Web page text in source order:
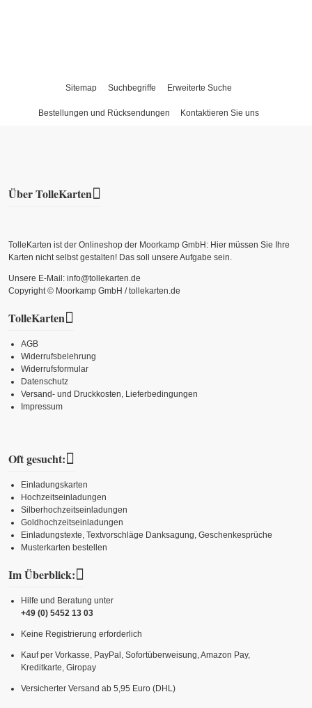
Sitemap Suchbegriffe Erweiterte Suche
Bestellungen und Rücksendungen Kontaktieren Sie uns
Über TolleKarten
TolleKarten ist der Onlineshop der Moorkamp GmbH: Hier müssen Sie Ihre
Karten nicht selbst gestalten! Das soll unsere Aufgabe sein.
Unsere E-Mail: info@tollekarten.de
Copyright © Moorkamp GmbH / tollekarten.de
TolleKarten
AGB
Widerrufsbelehrung
Widerrufsformular
Datenschutz
Versand- und Druckkosten, Lieferbedingungen
Impressum
Oft gesucht:
Einladungskarten
Hochzeitseinladungen
Silberhochzeitseinladungen
Goldhochzeitseinladungen
Einladungstexte, Textvorschläge Danksagung, Geschenkesprüche
Musterkarten bestellen
Im Überblick:
Hilfe und Beratung unter
+49 (0) 5452 13 03
Keine Registrierung erforderlich
Kauf per Vorkasse, PayPal, Sofortüberweisung, Amazon Pay,
Kreditkarte, Giropay
Versicherter Versand ab 5,95 Euro (DHL)